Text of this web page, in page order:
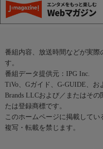
番組内容、放送時間などが実際
す。
番組データ提供元：IPG Inc.
TiVo、Gガイド、G-GUIDE、
Brands LLCおよび／またはそ
たは登録商標です。
このホームページに掲載して
複写・転載を禁じます。